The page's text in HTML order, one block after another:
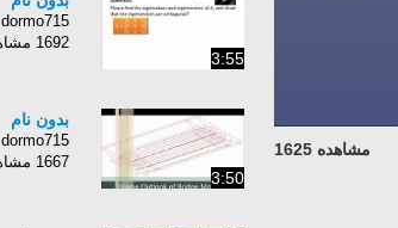
مشاهده 1625
3:55
dormo715
1692 مشاهده
3:50
بدون نام
dormo715
1667 مشاهده